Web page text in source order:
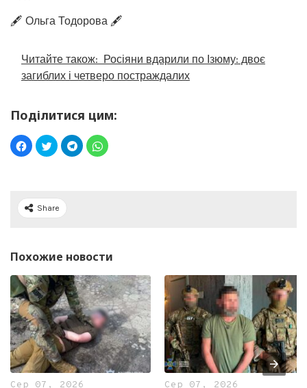
🖋️ Ольга Тодорова 🖋️
Читайте також: Росіяни вдарили по Ізюму: двоє
загиблих і четверо постраждалих
Поділитися цим:
Share
Похожие новости
Сер 07, 2026 Сер 07, 2026